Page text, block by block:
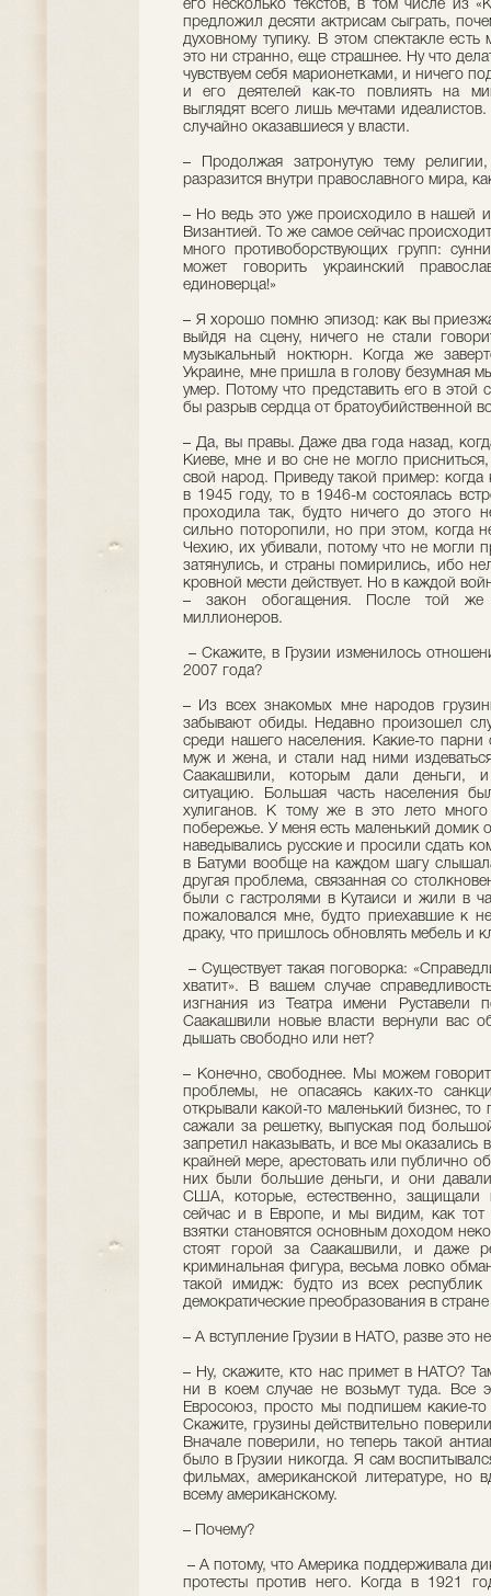
его несколько текстов, в том числе из
предложил десяти актрисам сыграть,
духовному тупику. В этом спектакле
это ни странно, еще страшнее. Ну что
чувствуем себя марионетками, и ничего
и его деятелей как-то повлиять на
выглядят всего лишь мечтами
случайно оказавшиеся у власти.
– Продолжая затронутую тему
разразится внутри православного мира,
– Но ведь это уже происходило в нашей
Византией. То же самое сейчас
много противоборствующих групп:
может говорить украинский
единоверца!»
– Я хорошо помню эпизод: как вы
выйдя на сцену, ничего не стали
музыкальный ноктюрн. Когда же
Украине, мне пришла в голову безумная
умер. Потому что представить его в
бы разрыв сердца от братоубийственной
– Да, вы правы. Даже два года назад,
Киеве, мне и во сне не могло
свой народ. Приведу такой пример: когда
в 1945 году, то в 1946-м состоялась
проходила так, будто ничего до этого
сильно поторопили, но при этом, когда
Чехию, их убивали, потому что не могли
затянулись, и страны помирились, ибо
кровной мести действует. Но в каждой
– закон обогащения. После той же
миллионеров.
– Скажите, в Грузии изменилось
2007 года?
– Из всех знакомых мне народов
забывают обиды. Недавно произошел
среди нашего населения. Какие-то
муж и жена, и стали над ними
Саакашвили, которым дали деньги,
ситуацию. Большая часть населения
хулиганов. К тому же в это лето
побережье. У меня есть маленький домик
наведывались русские и просили сдать
в Батуми вообще на каждом шагу
другая проблема, связанная со
были с гастролями в Кутаиси и жили в
пожаловался мне, будто приехавшие к
драку, что пришлось обновлять мебель и
– Существует такая поговорка:
хватит». В вашем случае
изгнания из Театра имени Руставели
Саакашвили новые власти вернули вас
дышать свободно или нет?
– Конечно, свободнее. Мы можем
проблемы, не опасаясь каких-то
открывали какой-то маленький бизнес,
сажали за решетку, выпуская под
запретил наказывать, и все мы
крайней мере, арестовать или публично
них были большие деньги, и они давали
США, которые, естественно,
сейчас и в Европе, и мы видим, как тот
взятки становятся основным доходом
стоят горой за Саакашвили, и даже
криминальная фигура, весьма ловко
такой имидж: будто из всех
демократические преобразования в
– А вступление Грузии в НАТО, разве это
– Ну, скажите, кто нас примет в НАТО?
ни в коем случае не возьмут туда. Все
Евросоюз, просто мы подпишем какие-
Скажите, грузины действительно
Вначале поверили, но теперь такой
было в Грузии никогда. Я сам
фильмах, американской литературе, но
всему американскому.
– Почему?
– А потому, что Америка поддерживала
протесты против него. Когда в 1921